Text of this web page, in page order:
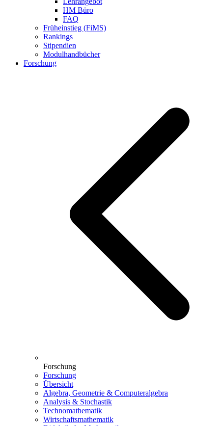
HM Büro
FAQ
Früheinstieg (FiMS)
Rankings
Stipendien
Modulhandbücher
Forschung
Forschung
Forschung
Übersicht
Algebra, Geometrie & Computeralgebra
Analysis & Stochastik
Technomathematik
Wirtschaftsmathematik